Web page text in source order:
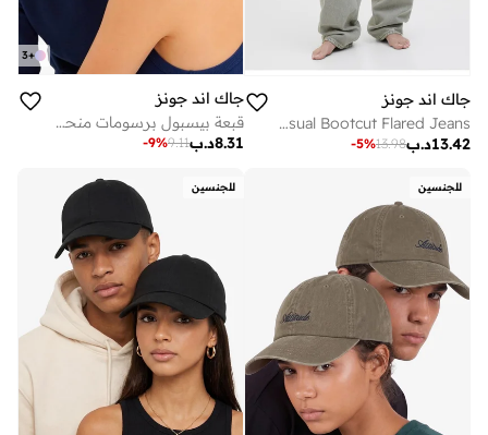
جاك اند جونز
Casual Bootcut Flared Jeans
د.ب13.42
13.98
-5%
+
3
جاك اند جونز
قبعة بيسبول برسومات منحنية
د.ب8.31
9.11
-9%
للجنسين للجنسين